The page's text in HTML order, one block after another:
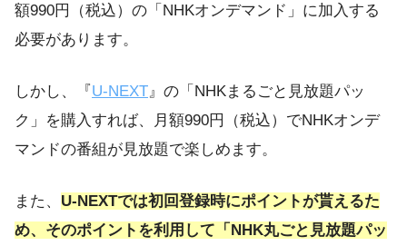
額990円（税込）の「NHKオンデマンド」に加入する
必要があります。
しかし、『U-NEXT 』の「NHKまるごと見放題パッ
ク」を購入すれば、月額990円（税込）でNHKオンデ
マンドの番組が見放題で楽しめます。
また、 U-NEXTでは初回登録時にポイントが貰えるた
め、そのポイントを利用して「NHK丸ごと見放題パッ